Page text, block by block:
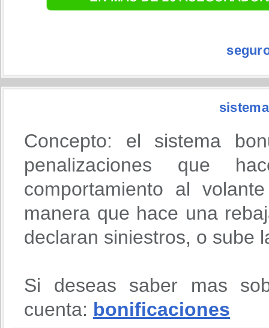
Concepto: el sistema
penalizaciones que
comportamiento al
manera que hace una
declaran siniestros, o sube
Si deseas saber mas
cuenta: bonificaciones